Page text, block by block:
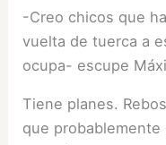
-Creo chicos que
vuelta de tuerca a
ocupa- escupe
Tiene planes.
que